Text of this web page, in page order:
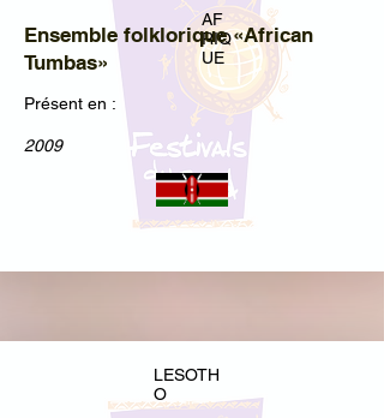
AF
RIQ
UE
Ensemble folklorique «African
Tumbas»
Présent en :
2009
LESOTH
O